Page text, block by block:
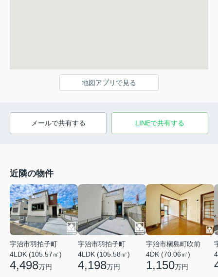
地図アプリで見る
メールで共有する LINEで共有する
近隣の物件
宇治市羽拍子町
4LDK (105.57㎡)
4,498万円
宇治市羽拍子町
4LDK (105.58㎡)
4,198万円
宇治市槇島町吹前
4DK (70.06㎡)
1,150万円